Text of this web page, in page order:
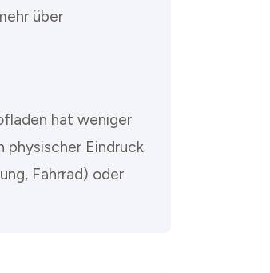
über
hat weniger
physischer Eindruck
Fahrrad) oder